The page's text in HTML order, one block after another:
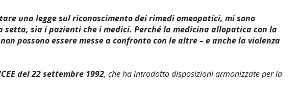
una legge sul riconoscimento dei rimedi omeopatici, mi sono
sia i pazienti che i medici. Perché la medicina allopatica con la
possono essere messe a confronto con le altre – e anche la violenza
del 22 settembre 1992, che ha introdotto disposizioni armonizzate per la